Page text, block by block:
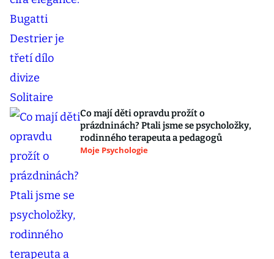
Co mají děti opravdu prožít o
prázdninách? Ptali jsme se psycholožky,
rodinného terapeuta a pedagogů
Moje Psychologie